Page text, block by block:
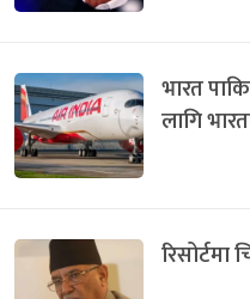
भारत
लागि